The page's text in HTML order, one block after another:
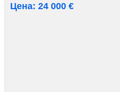
Цена: 24 000 €